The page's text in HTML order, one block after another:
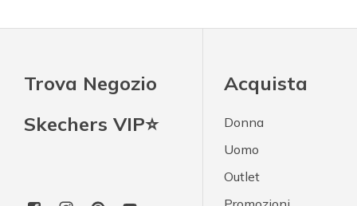
Trova Negozio
Skechers VIP⭐
Acquista
Donna
Uomo
Outlet